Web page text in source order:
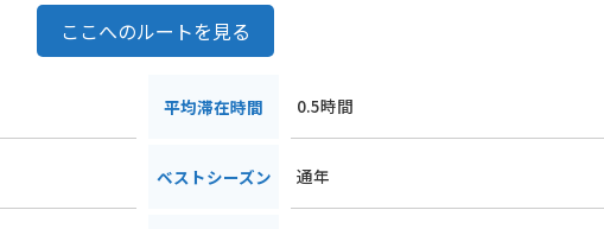
ここへのルートを見る
平均滞在時間 0.5時間
ベストシーズン 通年